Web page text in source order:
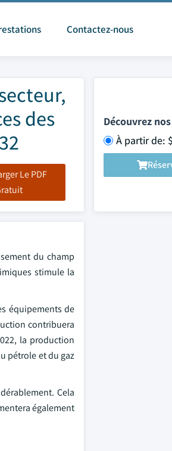
Contactez-nous
des
Le PDF
Découvrez
À partir de:
du champ
stimule la
équipements de
contribuera
la production
pétrole et du gaz
Cela
également